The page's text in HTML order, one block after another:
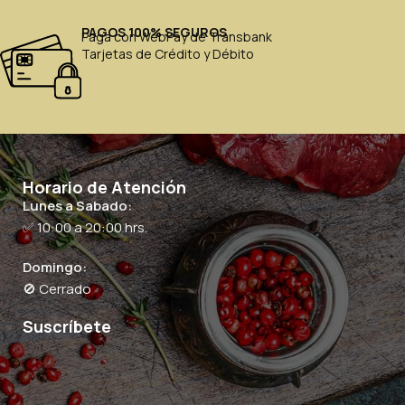
PAGOS 100% SEGUROS
Paga con WebPay de Transbank
Tarjetas de Crédito y Débito
Horario de Atención
Lunes a Sabado:
✅ 10:00 a 20:00 hrs.
Domingo:
🚫 Cerrado
Suscríbete